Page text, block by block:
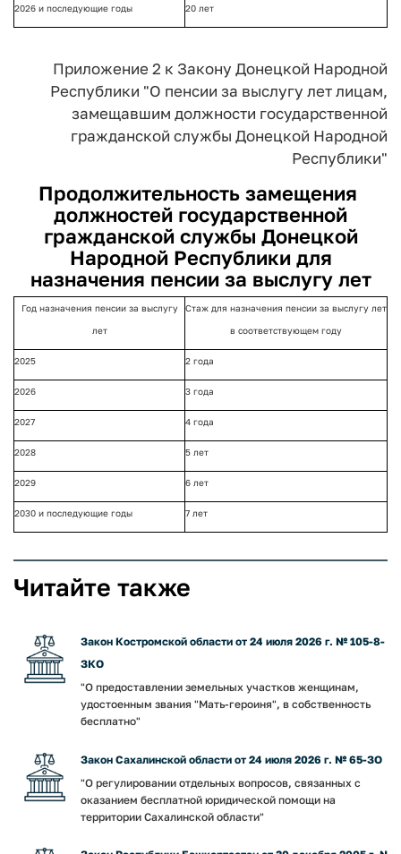
2026 и последующие годы 20 лет
Приложение 2 к Закону Донецкой Народной
Республики "О пенсии за выслугу лет лицам,
замещавшим должности государственной
гражданской службы Донецкой Народной
Республики"
Продолжительность замещения
должностей государственной
гражданской службы Донецкой
Народной Республики для
назначения пенсии за выслугу лет
Год назначения пенсии за выслугу
лет
Стаж для назначения пенсии за выслугу лет
в соответствующем году
2025 2 года
2026 3 года
2027 4 года
2028 5 лет
2029 6 лет
2030 и последующие годы 7 лет
Читайте также
Закон Костромской области от 24 июля 2026 г. № 105-8-
ЗКО
"О предоставлении земельных участков женщинам,
удостоенным звания "Мать-героиня", в собственность
бесплатно"
Закон Сахалинской области от 24 июля 2026 г. № 65-ЗО
"О регулировании отдельных вопросов, связанных с
оказанием бесплатной юридической помощи на
территории Сахалинской области"